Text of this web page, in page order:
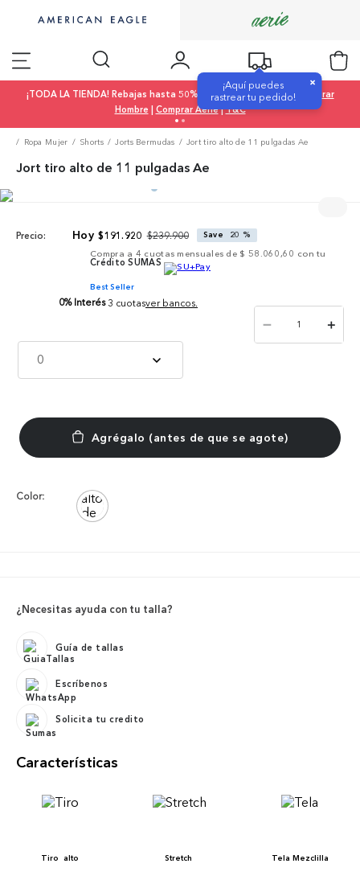
¡Aquí puedes
rastrear tu pedido!
×
¡TODA LA TIENDA! Rebajas hasta 50% OFF |Comprar Mujer|
Comprar
Hombre | Comprar Aerie|T&C
Ropa Mujer Shorts Jorts Bermudas Jort tiro alto de 11 pulgadas Ae
Jort tiro alto de 11 pulgadas Ae
Precio: $191. 920 $239.900 Save 20 %
Compra a 4 cuotas mensuales de $ 58.060,60 con tu
Crédito SUMAS
Best Seller
0% Interés 3 cuotasver bancos.
0
＋
－
Color:
¿Necesitas ayuda con tu talla?
Guía de tallas
Escríbenos
Solicita tu credito
Características
Tiro alto Stretch Tela Mezclilla